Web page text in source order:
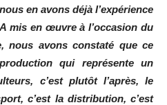
en avons déjà l’expérience
mis en œuvre à l’occasion du
nous avons constaté que ce
qui représente un
c’est plutôt l’après, le
c’est la distribution, c’est